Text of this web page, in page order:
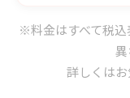
※料金はすべて税
異
詳しくはお